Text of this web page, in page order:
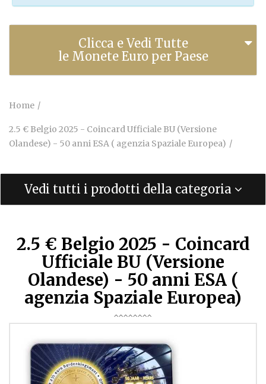
Clicca e Vedi Tutte
le Monete Euro per Paese
Home
2.5 € Belgio 2025 - Coincard Ufficiale BU (Versione
Olandese) - 50 anni ESA ( agenzia Spaziale Europea)
Vedi tutti i prodotti della categoria
2.5 € Belgio 2025 - Coincard
Ufficiale BU (Versione
Olandese) - 50 anni ESA (
agenzia Spaziale Europea)